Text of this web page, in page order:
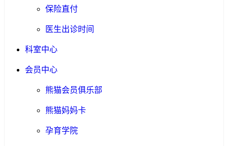
保险直付
医生出诊时间
科室中心
会员中心
熊猫会员俱乐部
熊猫妈妈卡
孕育学院